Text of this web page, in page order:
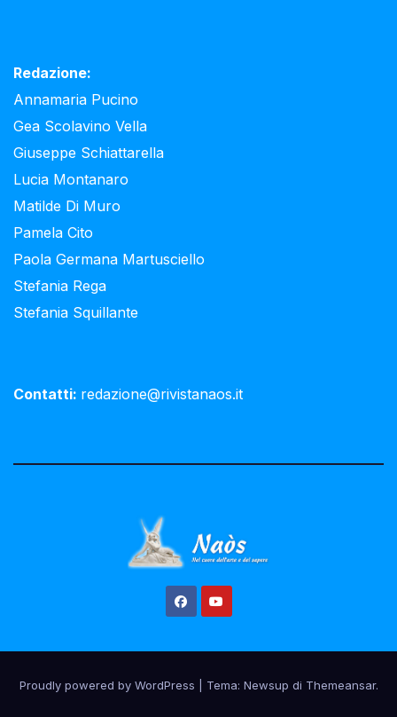
Redazione:
Annamaria Pucino
Gea Scolavino Vella
Giuseppe Schiattarella
Lucia Montanaro
Matilde Di Muro
Pamela Cito
Paola Germana Martusciello
Stefania Rega
Stefania Squillante
Contatti: redazione@rivistanaos.it
Proudly powered by WordPress Tema: Newsup di Themeansar.